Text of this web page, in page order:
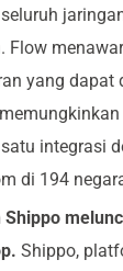
Flow
yang dapat
integrasi
di 194
Shippo,